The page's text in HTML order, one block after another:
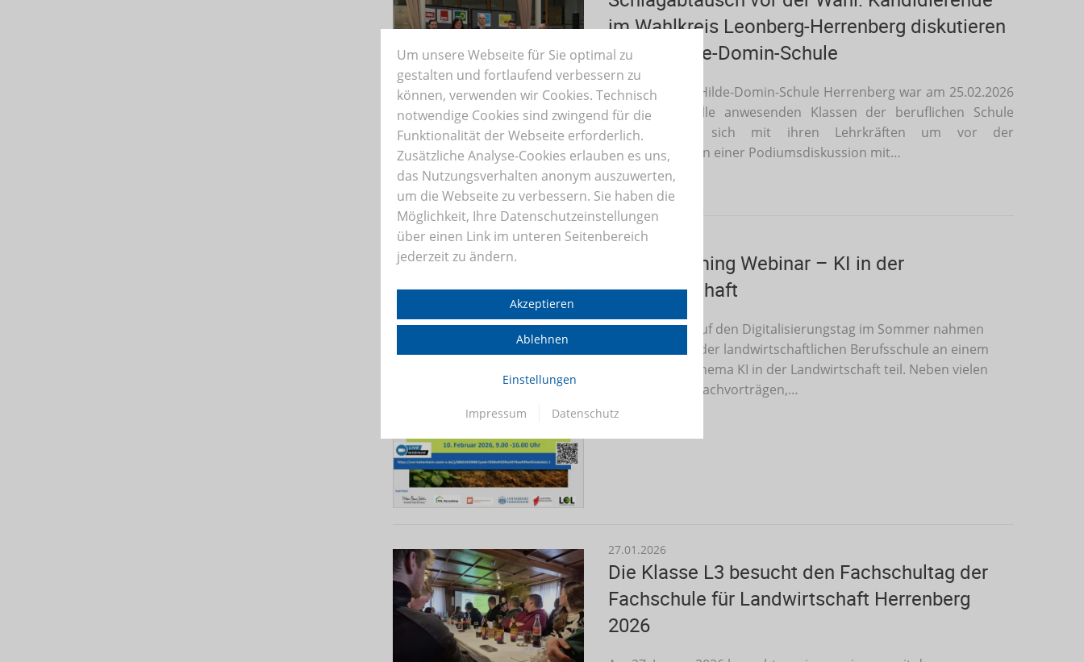
im Wahlkreis Leonberg-Herrenberg diskutieren
an der Hilde-Domin-Schule
Das Foyer der Hilde-Domin-Schule Herrenberg war am 25.02.2026
voll besetzt. Alle anwesenden Klassen der beruflichen Schule
versammelten sich mit ihren Lehrkräften um vor der
Landtagswahl an einer Podiumsdiskussion mit…
Weiterlesen
10.02.2026
Smart Farming Webinar – KI in der
Landwirtschaft
Vorbereitend auf den Digitalisierungstag im Sommer nahmen
Schüler*innen der landwirtschaftlichen Berufsschule an einem
Webinar zum Thema KI in der Landwirtschaft teil. Neben vielen
interessanten Fachvorträgen,…
27.01.2026
Die Klasse L3 besucht den Fachschultag der
Fachschule für Landwirtschaft Herrenberg
2026
Um unsere Webseite für Sie optimal zu
gestalten und fortlaufend verbessern zu
können, verwenden wir Cookies. Technisch
notwendige Cookies sind zwingend für die
Funktionalität der Webseite erforderlich.
Zusätzliche Analyse-Cookies erlauben es uns,
das Nutzungsverhalten anonym auszuwerten,
um die Webseite zu verbessern. Sie haben die
Möglichkeit, Ihre Datenschutzeinstellungen
über einen Link im unteren Seitenbereich
jederzeit zu ändern.
Einstellungen
Ablehnen
Akzeptieren
Impressum Datenschutz